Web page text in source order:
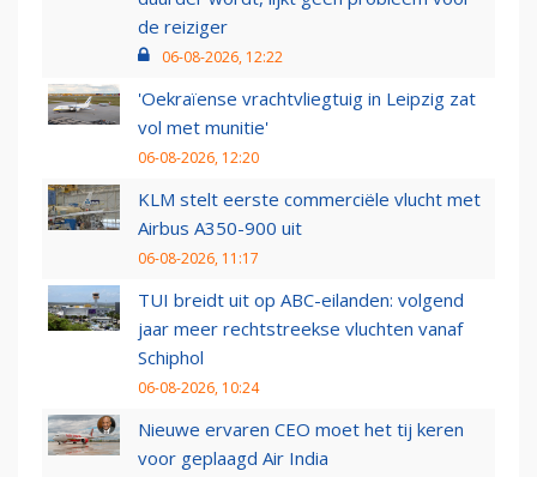
de reiziger
06-08-2026, 12:22
'Oekraïense vrachtvliegtuig in Leipzig zat
vol met munitie'
06-08-2026, 12:20
KLM stelt eerste commerciële vlucht met
Airbus A350-900 uit
06-08-2026, 11:17
TUI breidt uit op ABC-eilanden: volgend
jaar meer rechtstreekse vluchten vanaf
Schiphol
06-08-2026, 10:24
Nieuwe ervaren CEO moet het tij keren
voor geplaagd Air India